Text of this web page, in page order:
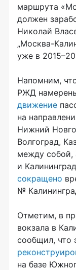
маршрута
должен
Николай
„Москва-
уже в
Напомним,
РЖД
движение
на
Нижний
Волгоград,
между собой,
и
сокращено
№
Отметим, в
вокзала в
сообщил, что
на базе